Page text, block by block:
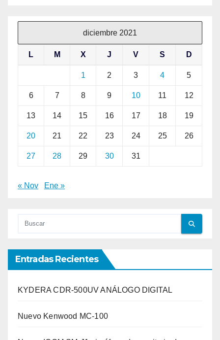
diciembre 2021
L M X J V S D
1 2 3 4 5
6 7 8 9 10 11 12
13 14 15 16 17 18 19
20 21 22 23 24 25 26
27 28 29 30 31
« Nov Ene »
Entradas Recientes
KYDERA CDR-500UV ANÁLOGO DIGITAL
Nuevo Kenwood MC-100